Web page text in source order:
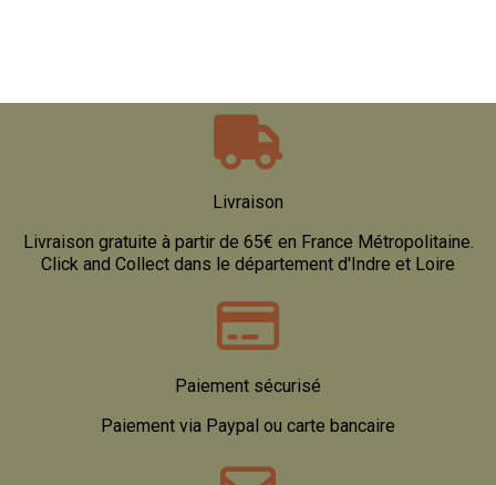
Livraison
Livraison gratuite à partir de 65€ en France Métropolitaine.
Click and Collect dans le département d'Indre et Loire
Paiement sécurisé
Paiement via Paypal ou carte bancaire